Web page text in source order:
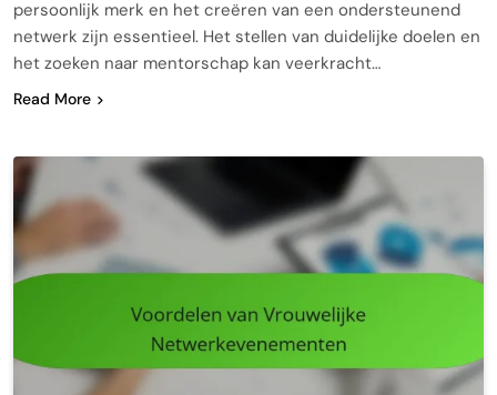
persoonlijk merk en het creëren van een ondersteunend
netwerk zijn essentieel. Het stellen van duidelijke doelen en
het zoeken naar mentorschap kan veerkracht…
Read More